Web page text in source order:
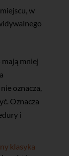
w
mniej
oznacza,
Oznacza
i
klasyka